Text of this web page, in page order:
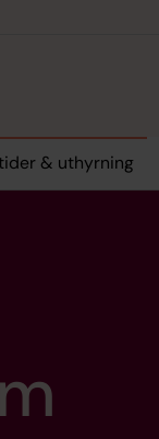
& uthyrning